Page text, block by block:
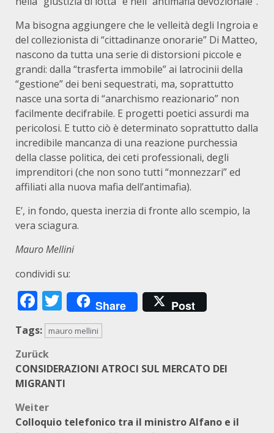
Ma bisogna aggiungere che le velleità degli Ingroia e
del collezionista di “cittadinanze onorarie” Di Matteo,
nascono da tutta una serie di distorsioni piccole e
grandi: dalla “trasferta immobile” ai latrocinii della
“gestione” dei beni sequestrati, ma, soprattutto
nasce una sorta di “anarchismo reazionario” non
facilmente decifrabile. E progetti poetici assurdi ma
pericolosi. E tutto ciò è determinato soprattutto dalla
incredibile mancanza di una reazione purchessia
della classe politica, dei ceti professionali, degli
imprenditori (che non sono tutti “monnezzari” ed
affiliati alla nuova mafia dell’antimafia).
E’, in fondo, questa inerzia di fronte allo scempio, la
vera sciagura.
Mauro Mellini
condividi su:
Facebook
Twitter
Share Post
Tags: mauro mellini
Beitragsnavigation
Zurück
CONSIDERAZIONI ATROCI SUL MERCATO DEI
MIGRANTI
Weiter
Colloquio telefonico tra il ministro Alfano e il